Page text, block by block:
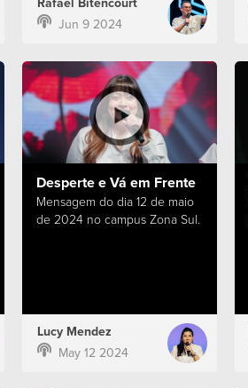
Jun 9 2024
Desperte e Vá em Frente
Mensagem do dia 12 de maio
de 2024 no campus Zona Sul.
Lucy Mendez
May 12 2024